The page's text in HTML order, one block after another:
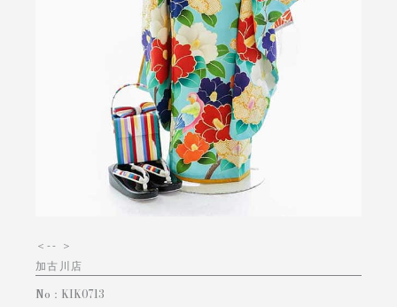
＜-- ＞
加古川店
No： KIK0713